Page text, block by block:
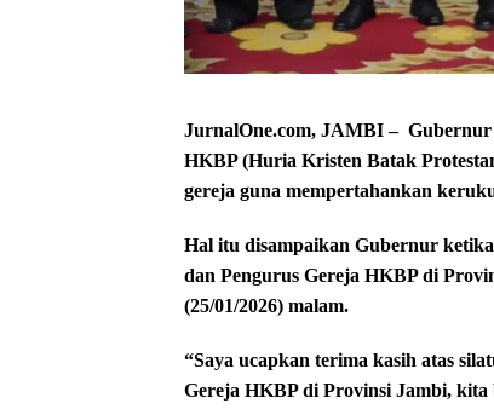
JurnalOne.com, JAMBI – Gubernur
HKBP (Huria Kristen Batak
gereja guna mempertahankan
Hal itu disampaikan Gubernur
dan Pengurus Gereja HKBP di
(25/01/2026) malam.
“Saya ucapkan terima kasih atas
Gereja HKBP di Provinsi Jambi, kita